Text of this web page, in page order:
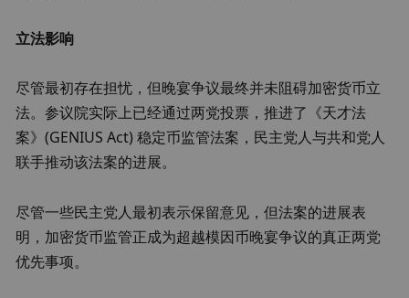
立法影响
尽管最初存在担忧，但晚宴争议最终并未阻碍加密货币立
法。参议院实际上已经通过两党投票，推进了《天才法
案》(GENIUS Act) 稳定币监管法案，民主党人与共和党人
联手推动该法案的进展。
尽管一些民主党人最初表示保留意见，但法案的进展表
明，加密货币监管正成为超越模因币晚宴争议的真正两党
优先事项。